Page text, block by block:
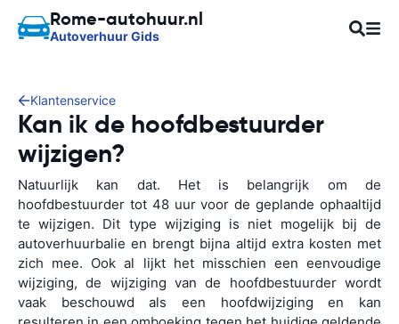
Rome-autohuur.nl
Autoverhuur Gids
Klantenservice
Kan ik de hoofdbestuurder
wijzigen?
Natuurlijk kan dat. Het is belangrijk om de
hoofdbestuurder tot 48 uur voor de geplande ophaaltijd
te wijzigen. Dit type wijziging is niet mogelijk bij de
autoverhuurbalie en brengt bijna altijd extra kosten met
zich mee. Ook al lijkt het misschien een eenvoudige
wijziging, de wijziging van de hoofdbestuurder wordt
vaak beschouwd als een hoofdwijziging en kan